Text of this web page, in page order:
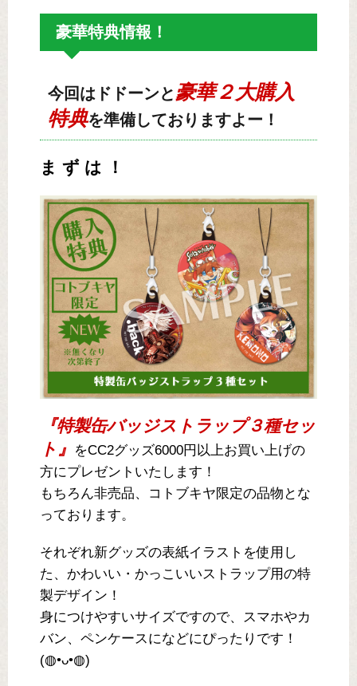
豪華特典情報！
今回はドドーンと豪華２大購入
特典を準備しておりますよー！
ま ず は ！
『特製缶バッジストラップ３種セッ
ト』 をCC2グッズ6000円以上お買い上げの
方にプレゼントいたします！
もちろん非売品、コトブキヤ限定の品物とな
っております。
それぞれ新グッズの表紙イラストを使用し
た、かわいい・かっこいいストラップ用の特
製デザイン！
身につけやすいサイズですので、スマホやカ
バン、ペンケースになどにぴったりです！
(◍•ᴗ•◍)